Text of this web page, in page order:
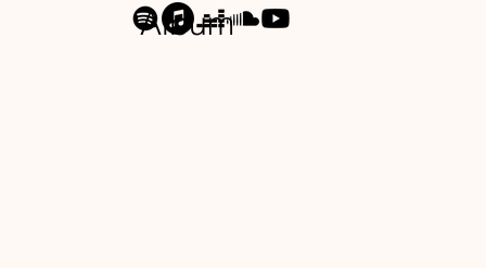
Album